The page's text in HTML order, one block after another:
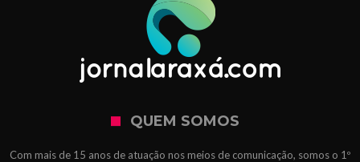
QUEM SOMOS
Com mais de 15 anos de atuação nos meios de comunicação, somos o 1º